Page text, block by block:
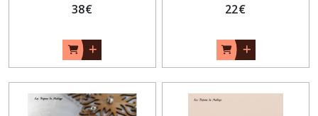
38€ 22€